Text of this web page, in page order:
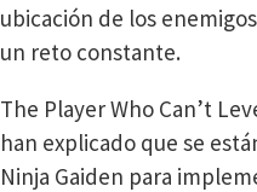
ubicación de los
un reto constante.
The Player Who Can’t
han explicado que se
Ninja Gaiden para